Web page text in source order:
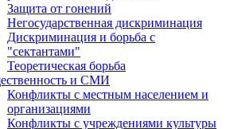
Защита от гонений
Негосударственная дискриминация
Дискриминация и борьба с
"сектантами"
Теоретическая борьба
и СМИ
Конфликты с местным населением и
организациями
Конфликты с учреждениями культуры